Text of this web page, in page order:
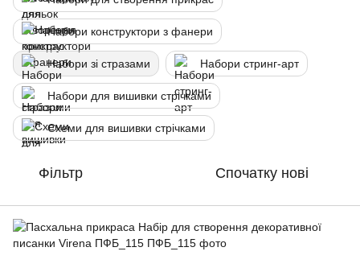
Набори конструктори з фанери
Набори зі стразами Набори стринг-арт
Набори для вишивки стрічками
Схеми для вишивки стрічками
Фільтр Спочатку нові